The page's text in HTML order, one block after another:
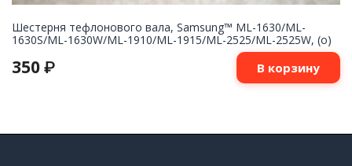
Шестерня тефлонового вала, Samsung™ ML-1630/ML-
1630S/ML-1630W/ML-1910/ML-1915/ML-2525/ML-2525W, (о)
350 ₽ В корзину